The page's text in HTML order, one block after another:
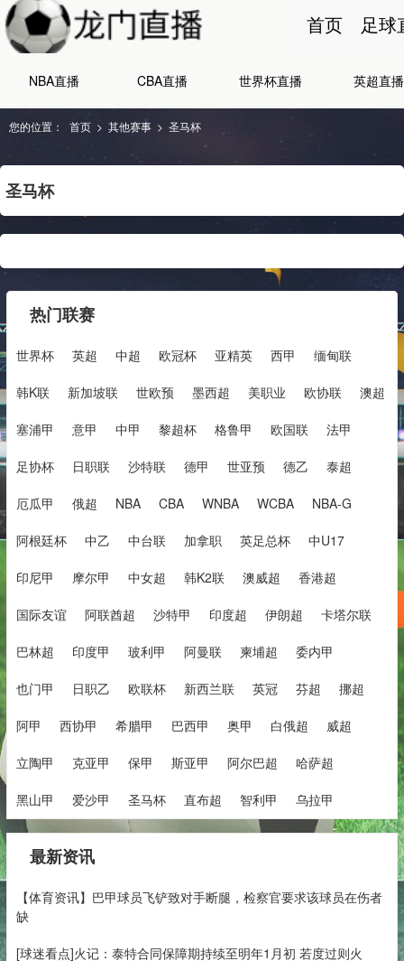
首页 足球
NBA直播 CBA直播 世界杯直播 英超直播
您的位置： 首页 > 其他赛事 > 圣马杯
圣马杯
热门联赛
世界杯 英超 中超 欧冠杯 亚精英 西甲 缅甸联
韩K联 新加坡联 世欧预 墨西超 美职业 欧协联 澳超
塞浦甲 意甲 中甲 黎超杯 格鲁甲 欧国联 法甲
足协杯 日职联 沙特联 德甲 世亚预 德乙 泰超
厄瓜甲 俄超 NBA CBA WNBA WCBA NBA-G
阿根廷杯 中乙 中台联 加拿职 英足总杯 中U17
印尼甲 摩尔甲 中女超 韩K2联 澳威超 香港超
国际友谊 阿联酋超 沙特甲 印度超 伊朗超 卡塔尔联
巴林超 印度甲 玻利甲 阿曼联 柬埔超 委内甲
也门甲 日职乙 欧联杯 新西兰联 英冠 芬超 挪超
阿甲 西协甲 希腊甲 巴西甲 奥甲 白俄超 威超
立陶甲 克亚甲 保甲 斯亚甲 阿尔巴超 哈萨超
黑山甲 爱沙甲 圣马杯 直布超 智利甲 乌拉甲
最新资讯
【体育资讯】巴甲球员飞铲致对手断腿，检察官要求该球员在伤者
缺
[球迷看点]火记：泰特合同保障期持续至明年1月初 若度过则火